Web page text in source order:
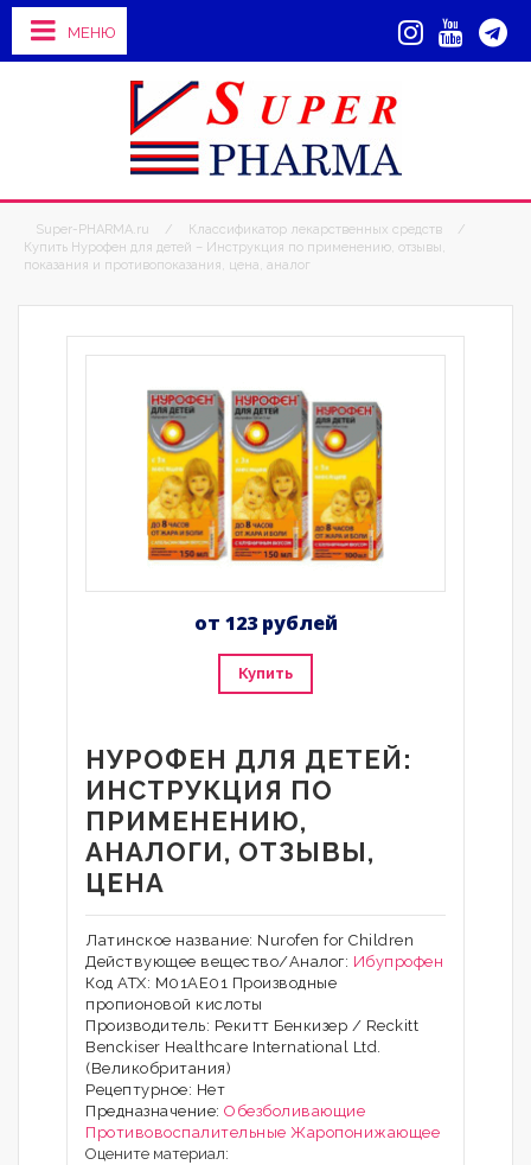
МЕНЮ
Super-PHARMA.ru / Классификатор лекарственных средств
/
Купить Нурофен для детей – Инструкция по применению, отзывы,
показания и противопоказания, цена, аналог
от 123 рублей
Купить
НУРОФЕН ДЛЯ ДЕТЕЙ:
ИНСТРУКЦИЯ ПО
ПРИМЕНЕНИЮ,
АНАЛОГИ, ОТЗЫВЫ,
ЦЕНА
Латинское название: Nurofen for Children
Действующее вещество/Аналог: Ибупрофен
Код АТХ: M01AE01 Производные
пропионовой кислоты
Производитель: Рекитт Бенкизер / Reckitt
Benckiser Healthcare International Ltd.
(Великобритания)
Рецептурное: Нет
Предназначение: Обезболивающие
Противовоспалительные Жаропонижающее
Оцените материал: